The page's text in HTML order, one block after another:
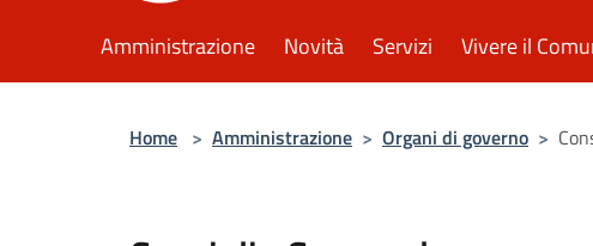
Amministrazione Novità Servizi Vivere il
Home > Amministrazione > Organi di governo >